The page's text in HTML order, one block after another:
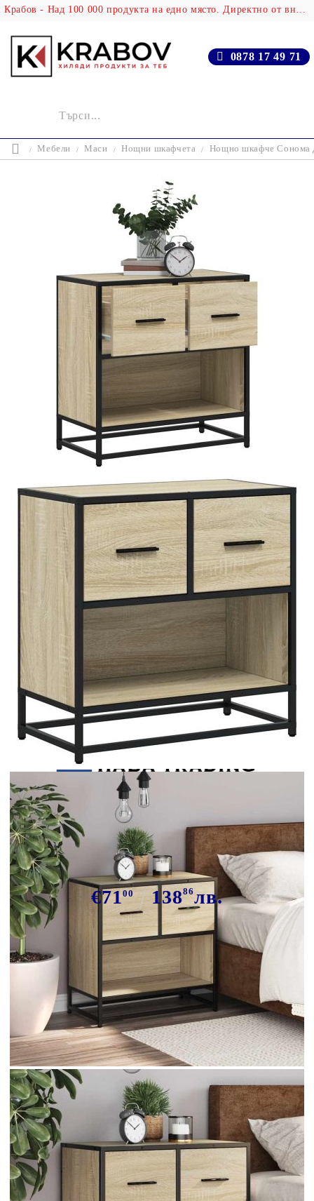
Крабов - Над 100 000 продукта на едно място. Директно от вносителя!
0878 17 49 71
Мебели Маси Нощни шкафчета Нощно шкафче Сонома
Сподели
Нощно шкафче Сонома дъб
60x31x60cm Изработена дървесина
и метал
€7100 13886лв.
В наличност: 41 бр.
Време за доставка: 5 до 9 дни
Безплатна доставка до адрес при плащане по банков път
Цвят:
Материал:
Инженерно дърво, метал
EAN code:
8721102837548
Общи размери:
60 x 31 x 60 см (Ш x Д x В)
Брой чекмеджета:
2
Общ капацитет на теглото:
60 кг
Капацитет на теглото на едно чекмедже: